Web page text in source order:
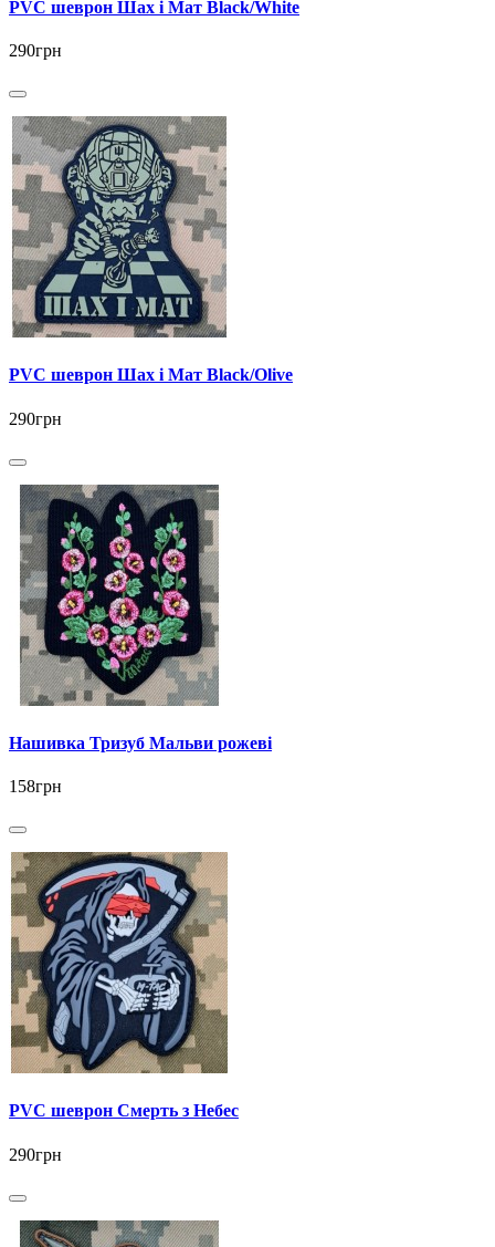
PVC шеврон Шах і Мат Black/White
290грн
PVC шеврон Шах і Мат Black/Olive
290грн
Нашивка Тризуб Мальви рожеві
158грн
PVC шеврон Смерть з Небес
290грн